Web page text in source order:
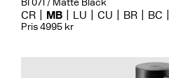
CR MB LU CU BR BC
Pris 4995 kr